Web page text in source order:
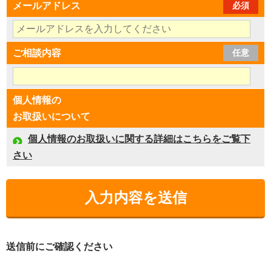
メールアドレス 必須
ご相談内容 任意
個人情報の
お取扱いについて
個人情報のお取扱いに関する詳細はこちらをご覧下
さい
送信前にご確認ください